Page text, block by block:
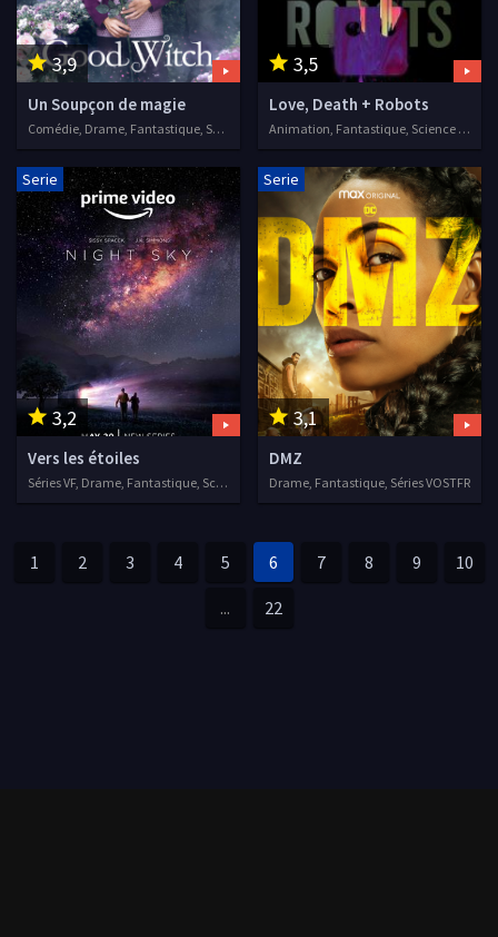
3,9
Un Soupçon de magie
Comédie, Drame, Fantastique, Séries VF, 2015
3,5
Love, Death + Robots
Animation, Fantastique, Science fiction, Séries VF, 2019
3,2
Serie
Vers les étoiles
Séries VF, Drame, Fantastique, Science fiction, Thriller
3,1
Serie
DMZ
Drame, Fantastique, Séries VOSTFR
1 2 3 4 5 6 7 8 9 10
... 22